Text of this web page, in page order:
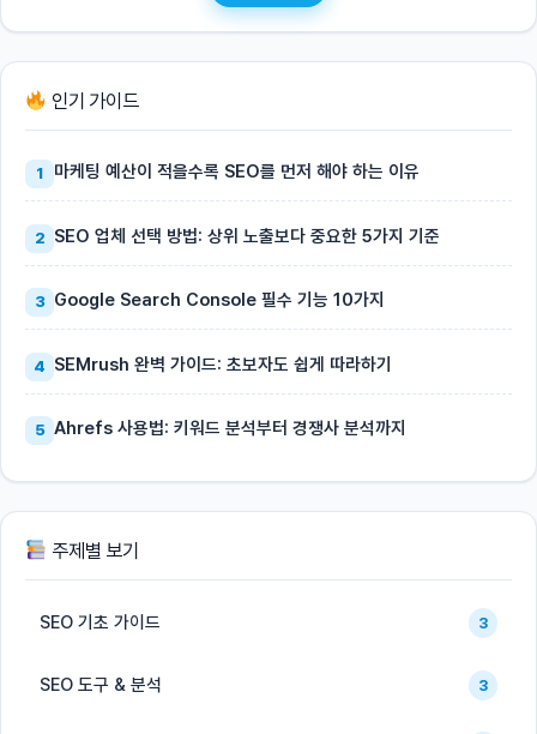
인기 가이드
1 마케팅 예산이 적을수록 SEO를 먼저 해야 하는 이유
2 SEO 업체 선택 방법: 상위 노출보다 중요한 5가지 기준
3 Google Search Console 필수 기능 10가지
4 SEMrush 완벽 가이드: 초보자도 쉽게 따라하기
5 Ahrefs 사용법: 키워드 분석부터 경쟁사 분석까지
주제별 보기
SEO 기초 가이드 3
SEO 도구 & 분석 3